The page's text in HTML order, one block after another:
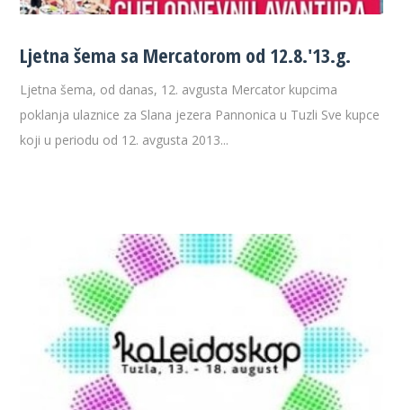
Ljetna šema sa Mercatorom od 12.8.'13.g.
Ljetna šema, od danas, 12. avgusta Mercator kupcima
poklanja ulaznice za Slana jezera Pannonica u Tuzli Sve kupce
koji u periodu od 12. avgusta 2013...